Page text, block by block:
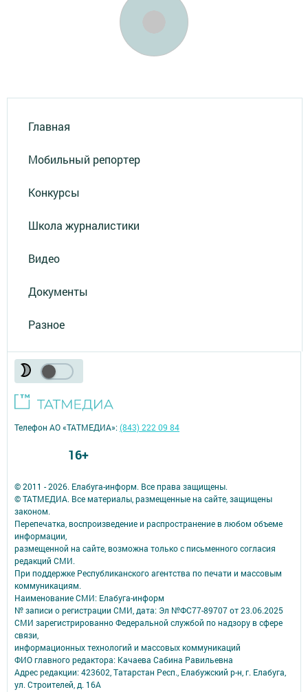
Главная
Мобильный репортер
Конкурсы
Школа журналистики
Видео
Документы
Разное
© 2011 - 2026. Елабуга-информ. Все права защищены.
© ТАТМЕДИА. Все материалы, размещенные на сайте, защищены
законом.
Перепечатка, воспроизведение и распространение в любом объеме
информации,
размещенной на сайте, возможна только с письменного согласия
редакций СМИ.
При поддержке Республиканского агентства по печати и массовым
коммуникациям.
Наименование СМИ: Елабуга-информ
№ записи о регистрации СМИ, дата: Эл №ФС77-89707 от 23.06.2025
СМИ зарегистрированно Федеральной службой по надзору в сфере
связи,
информационных технологий и массовых коммуникаций
ФИО главного редактора: Качаева Сабина Равильевна
Адрес редакции: 423602, Татарстан Респ., Елабужский р-н, г. Елабуга,
ул. Строителей, д. 16А
Телефон АО «ТАТМЕДИА»:(843) 222 09 84
16+